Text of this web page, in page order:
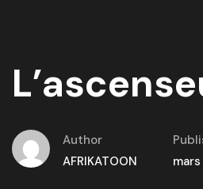
Author
AFRIKATOON